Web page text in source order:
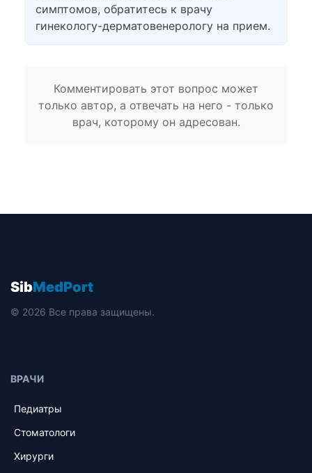
симптомов, обратитесь к врачу
гинекологу-дерматовенерологу на прием.
Комментировать этот вопрос может
только автор, а отвечать на него - только
врач, которому он адресован.
SibMedPort
© 2026 Все права защищены.
ВРАЧИ
Педиатры
Стоматологи
Хирурги